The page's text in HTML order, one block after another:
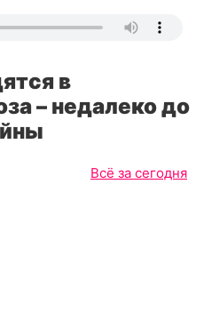
в
– недалеко до
Всё за сегодня